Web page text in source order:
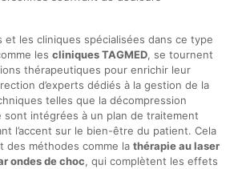
et les cliniques spécialisées dans ce type
les cliniques TAGMED, se tournent
thérapeutiques pour enrichir leur
d’experts dédiés à la gestion de la
telles que la décompression
sont intégrées à un plan de traitement
l’accent sur le bien-être du patient. Cela
des méthodes comme la thérapie au laser
ondes de choc, qui complètent les effets